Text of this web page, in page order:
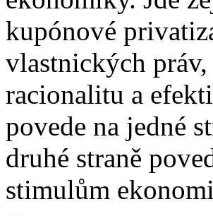
kupónové
vlastnických
racionalitu a
povede na jedné
druhé straně
stimulům